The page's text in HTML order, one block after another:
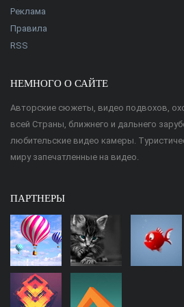
Реклама
Правила
RSS
НЕМНОГО О САЙТЕ
Авторские сюжеты, видео подвохов,
всей Страны, ближнего и дальнего
любительские видео камеры.
миру запечатленные на видео.
ПАРТНЕРЫ